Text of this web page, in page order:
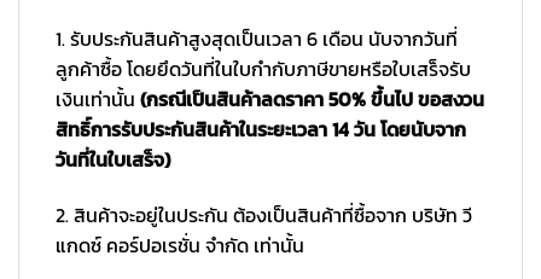
1. รับประกันสินค้าสูงสุดเป็นเวลา 6 เดือน นับจากวันที่
ลูกค้าซื้อ โดยยึดวันที่ในใบกำกับภาษีขายหรือใบเสร็จรับ
เงินเท่านั้น (กรณีเป็นสินค้าลดราคา 50% ขึ้นไป ขอสงวน
สิทธิ์การรับประกันสินค้าในระยะเวลา 14 วัน โดยนับจาก
วันที่ในใบเสร็จ)
2. สินค้าจะอยู่ในประกัน ต้องเป็นสินค้าที่ซื้อจาก บริษัท วี
แกดซ์ คอร์ปอเรชั่น จำกัด เท่านั้น